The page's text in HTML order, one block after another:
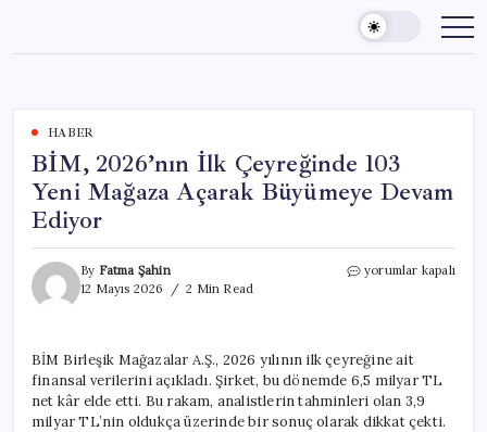
content
HABER
BİM, 2026’nın İlk Çeyreğinde 103
Yeni Mağaza Açarak Büyümeye Devam
Ediyor
By Fatma Şahin
12 Mayıs 2026
2 Min Read
BİM,
Yeni
Mağaza
Açarak
Büyümeye
yorumlar kapalı
BİM Birleşik Mağazalar A.Ş., 2026 yılının ilk çeyreğine ait
finansal verilerini açıkladı. Şirket, bu dönemde 6,5 milyar TL
net kâr elde etti. Bu rakam, analistlerin tahminleri olan 3,9
milyar TL’nin oldukça üzerinde bir sonuç olarak dikkat çekti.